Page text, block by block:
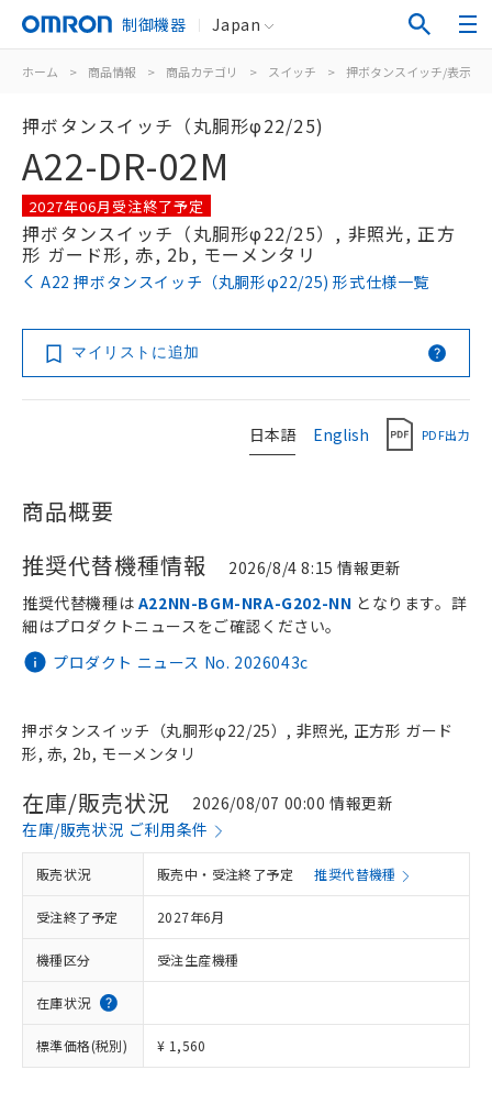
制御機器 Japan
ホーム > 商品情報 > 商品カテゴリ > スイッチ > 押ボタンスイッチ/表示灯
押ボタンスイッチ（丸胴形φ22/25)
A22-DR-02M
2027年06月受注終了予定
押ボタンスイッチ（丸胴形φ22/25）, 非照光, 正方
形 ガード形, 赤, 2b, モーメンタリ
A22 押ボタンスイッチ（丸胴形φ22/25) 形式仕様一覧
マイリストに追加
日本語 English PDF出力
商品概要
推奨代替機種情報
2026/8/4 8:15 情報更新
プロダクト ニュース No. 2026043c
推奨代替機種は A22NN-BGM-NRA-G202-NN となります。詳
細はプロダクトニュースをご確認ください。
押ボタンスイッチ（丸胴形φ22/25）, 非照光, 正方形 ガード
形, 赤, 2b, モーメンタリ
在庫/販売状況
2026/08/07 00:00 情報更新
在庫/販売状況 ご利用条件
販売状況 販売中・受注終了予定 推奨代替機種
受注終了予定 2027年6月
機種区分 受注生産機種
在庫状況
標準価格(税別) ¥ 1,560